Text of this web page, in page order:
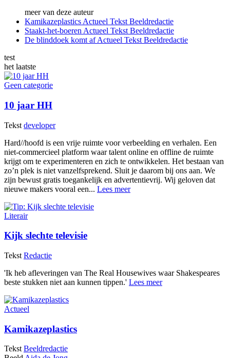
meer van deze auteur
Kamikazeplastics Actueel Tekst Beeldredactie
Staakt-het-boeren Actueel Tekst Beeldredactie
De blinddoek komt af Actueel Tekst Beeldredactie
test
het laatste
Geen categorie
10 jaar HH
Tekst developer
Hard//hoofd is een vrije ruimte voor verbeelding en verhalen. Een
niet-commercieel platform waar talent online en offline de ruimte
krijgt om te experimenteren en zich te ontwikkelen. Het bestaan van
zo’n plek is niet vanzelfsprekend. Sluit je daarom bij ons aan. We
zijn bewust gratis toegankelijk en advertentievrij. Wij geloven dat
nieuwe makers vooral een... Lees meer
Literair
Kijk slechte televisie
Tekst Redactie
'Ik heb afleveringen van The Real Housewives waar Shakespeares
beste stukken niet aan kunnen tippen.' Lees meer
Actueel
Kamikazeplastics
Tekst Beeldredactie